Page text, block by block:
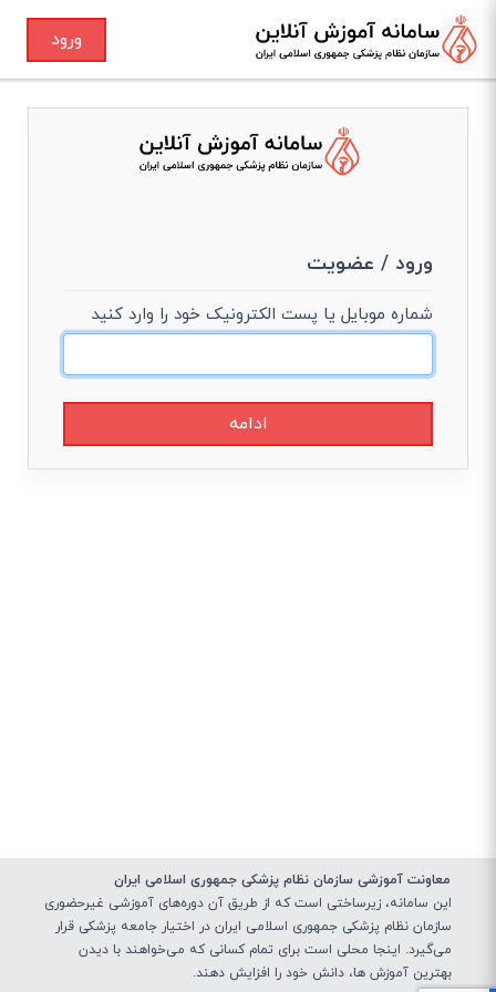
ورود
ورود / عضویت
شماره موبایل یا پست الکترونیک خود را وارد کنید
ادامه
معاونت آموزشی سازمان نظام پزشکی جمهوری اسلامی ایران
این سامانه، زیرساختی‌ است که از طریق آن دوره‌های آموزشی غیرحضوری
سازمان نظام پزشکی جمهوری اسلامی ایران در اختیار جامعه پزشکی قرار
می‌گیرد. اینجا محلی است برای تمام کسانی که می‌خواهند با دیدن
بهترین آموزش ها، دانش خود را افزایش دهند.